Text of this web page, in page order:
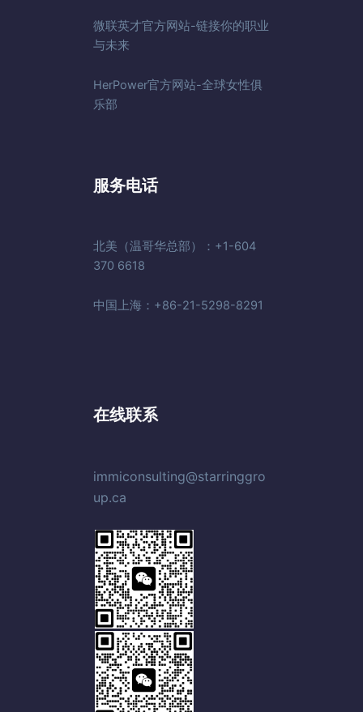
微联英才官方网站-链接你的职业
与未来
HerPower官方网站-全球女性俱
乐部
服务电话
北美（温哥华总部）：+1-604
370 6618
中国上海：+86-21-5298-8291
在线联系
immiconsulting@starringgro
up.ca